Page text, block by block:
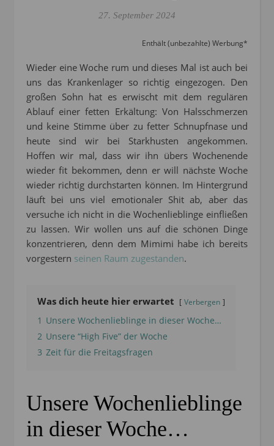
27. September 2024
Enthält (unbezahlte) Werbung*
Wieder eine Woche rum und dieses Mal ist auch bei
uns das Krankenlager so richtig eingezogen. Den
großen Sohn hat es erwischt mit dem regulären
Ablauf einer fetten Erkältung: Von Halsschmerzen
und keine Stimme über zu fetter Schnupfnase und
heute sind wir bei Starkhusten angekommen.
Hoffen wir mal, dass wir ihn übers Wochenende
wieder fit bekommen, denn er will nächste Woche
wieder richtig durchstarten können. Im Hintergrund
läuft bei uns viel emotionaler Shit ab, aber das
versuche ich nicht in die Wochenlieblinge einfließen
zu lassen. Wir wollen uns auf die schönen Dinge
konzentrieren, denn dem Mimimi habe ich bereits
vorgestern seinen Raum zugestanden.
Was dich heute hier erwartet Verbergen
1 Unsere Wochenlieblinge in dieser Woche…
2 Unsere “High Five” der Woche
3 Zeit für die Freitagsfragen
Unsere Wochenlieblinge
in dieser Woche…